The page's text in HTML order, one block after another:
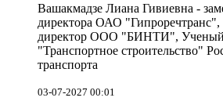
Вашакмадзе Лиана Гивиевна -
директора ОАО "Гипроречтранс",
директор ООО "БИНТИ", Ученый
"Транспортное строительство"
транспорта
03-07-2027 00:01